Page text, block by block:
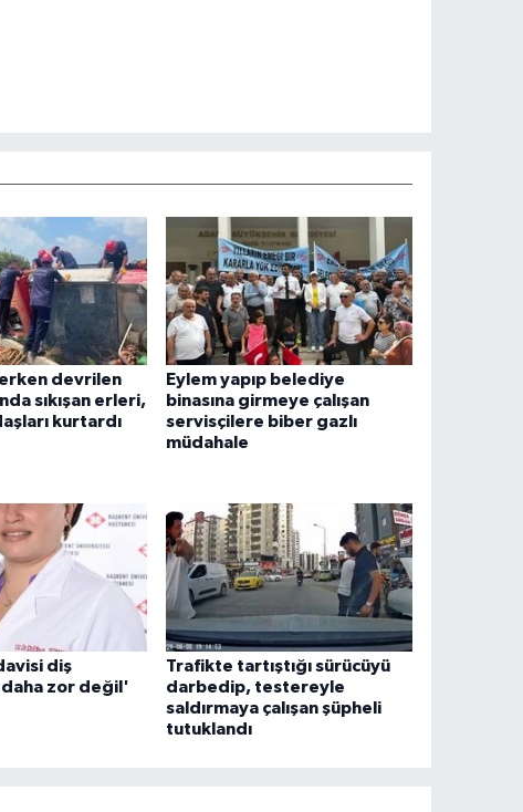
devrilen
sıkışan erleri,
kurtardı
Eylem yapıp belediye
binasına girmeye çalışan
servisçilere biber gazlı
müdahale
diş
zor değil'
Trafikte tartıştığı sürücüyü
darbedip, testereyle
saldırmaya çalışan şüpheli
tutuklandı